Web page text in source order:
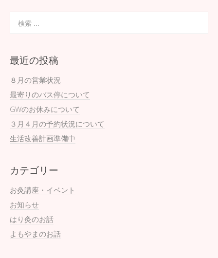
o
o
k
最近の投稿
８月の営業状況
最寄りのバス停について
GWのお休みについて
３月４月の予約状況について
生活改善計画準備中
カテゴリー
お灸講座・イベント
お知らせ
はり灸のお話
よもやまのお話